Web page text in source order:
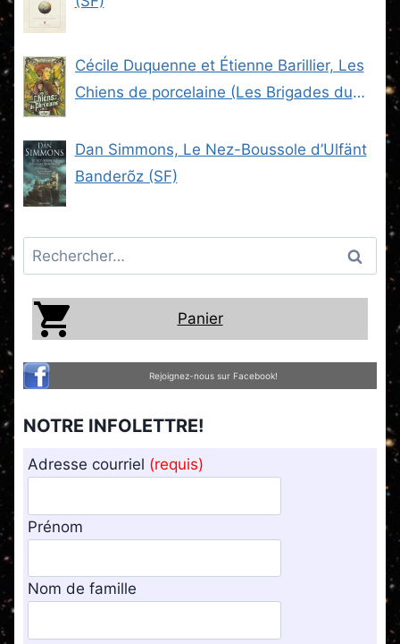
Cécile Duquenne et Étienne Barillier, Les
Chiens de porcelaine (Les Brigades du
Dan Simmons, Le Nez-Boussole d’Ulfänt
Banderõz (SF)
Rechercher :
Panier
Rejoignez-nous sur Facebook!
NOTRE INFOLETTRE!
Adresse courriel (requis)
Prénom
Nom de famille